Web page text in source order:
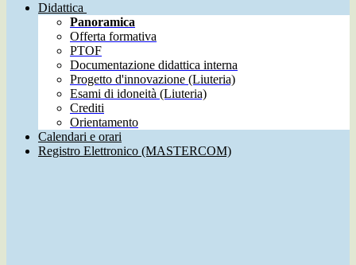
Didattica
Panoramica
Offerta formativa
PTOF
Documentazione didattica interna
Progetto d'innovazione (Liuteria)
Esami di idoneità (Liuteria)
Crediti
Orientamento
Calendari e orari
Registro Elettronico (MASTERCOM)